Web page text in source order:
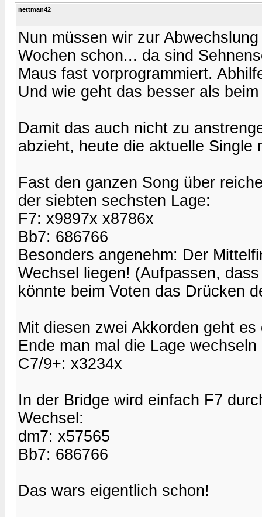
nettman42
Nun müssen wir zur
Wochen schon... da sind
Maus fast vorprogrammiert.
Und wie geht das besser als
Damit das auch nicht zu
abzieht, heute die aktuelle Single
Fast den ganzen Song über
der siebten sechsten Lage:
F7: x9897x x8786x
Bb7: 686766
Besonders angenehm: Der
Wechsel liegen! (Aufpassen,
könnte beim Voten das Drücken
Mit diesen zwei Akkorden geht
Ende man mal die Lage wechseln
C7/9+: x3234x
In der Bridge wird einfach F7
Wechsel:
dm7: x57565
Bb7: 686766
Das wars eigentlich schon!